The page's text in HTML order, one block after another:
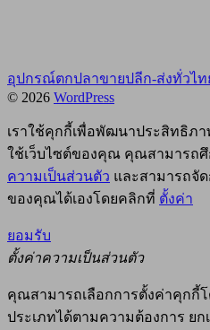
อุปกรณ์ตกปลาขายปลีก-ส่งทั่วไท
© 2026 WordPress
เราใช้คุกกี้เพื่อพัฒนาประสิทธิภ
ใช้เว็บไซต์ของคุณ คุณสามารถศึ
ความเป็นส่วนตัว และสามารถจั
ของคุณได้เองโดยคลิกที่ ตั้งค่า
ยอมรับ
ตั้งค่าความเป็นส่วนตัว
คุณสามารถเลือกการตั้งค่าคุกกี้
ประเภทได้ตามความต้องการ ยก